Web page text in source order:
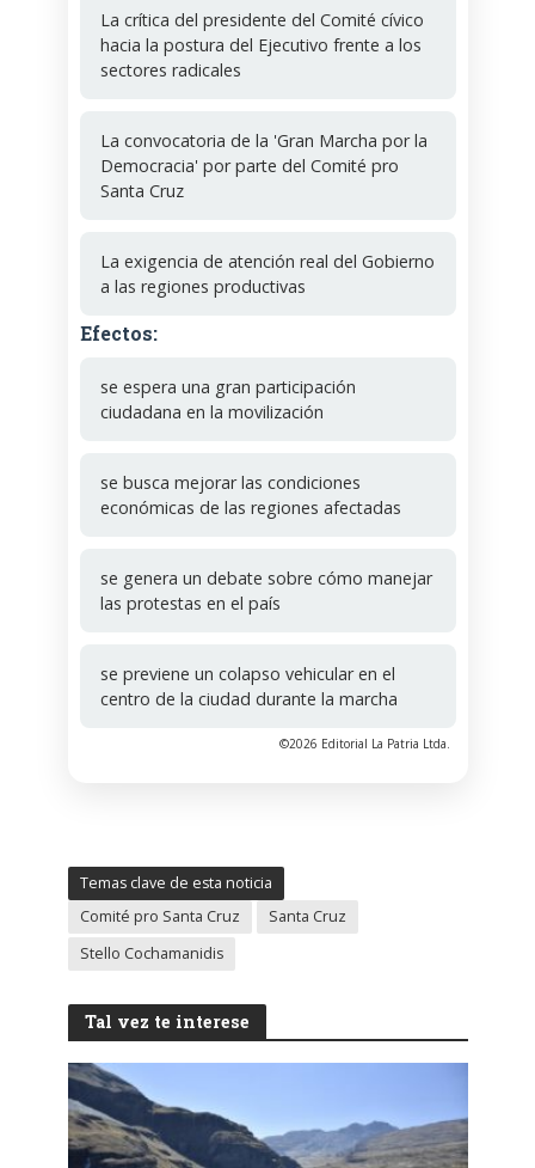
La crítica del presidente del Comité cívico
hacia la postura del Ejecutivo frente a los
sectores radicales
La convocatoria de la 'Gran Marcha por la
Democracia' por parte del Comité pro
Santa Cruz
La exigencia de atención real del Gobierno
a las regiones productivas
Efectos:
se espera una gran participación
ciudadana en la movilización
se busca mejorar las condiciones
económicas de las regiones afectadas
se genera un debate sobre cómo manejar
las protestas en el país
se previene un colapso vehicular en el
centro de la ciudad durante la marcha
©2026 Editorial La Patria Ltda.
Temas clave de esta noticia
Comité pro Santa Cruz
Santa Cruz
Stello Cochamanidis
Tal vez te interese